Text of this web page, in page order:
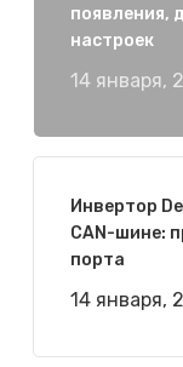
появления,
настроек
14 января,
Инвертор
CAN-шине:
порта
14 января,